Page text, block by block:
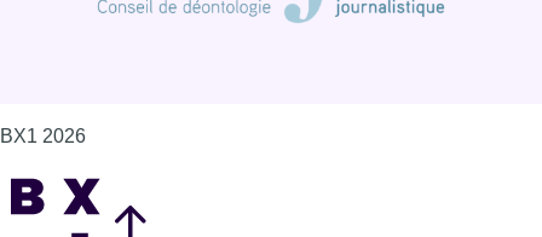
BX1 2026